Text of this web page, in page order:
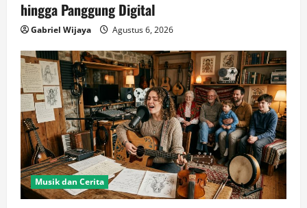
hingga Panggung Digital
Gabriel Wijaya Agustus 6, 2026
Musik dan Cerita